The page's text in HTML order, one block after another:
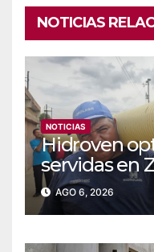
NOTICIAS
NOTICIAS
Hidroven
servidas en
AGO 6, 2026